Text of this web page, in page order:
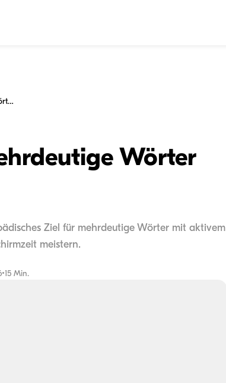
Ihr logopädisches Ziel für mehrdeutige Wörter erreichen
Wörter
Ziel für mehrdeutige Wörter mit aktivem
meistern.
•15 Min.